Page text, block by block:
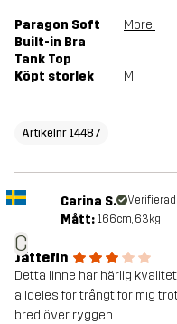
Paragon Soft
Built-in Bra
Tank Top
Morel
Köpt storlek M
Artikelnr 14487
C
Carina S. Verifierad
Mått: 166cm, 63kg
Jättefin
Detta linne har härlig
alldeles för trångt för mig
bred över ryggen.